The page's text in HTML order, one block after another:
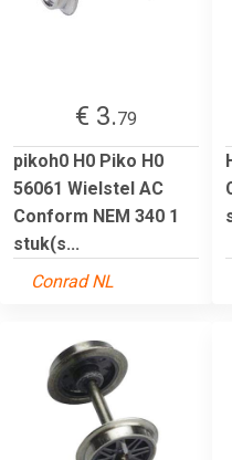
€ 3.79
pikoh0 H0 Piko H0
56061 Wielstel AC
Conform NEM 340 1
stuk(s...
Conrad NL